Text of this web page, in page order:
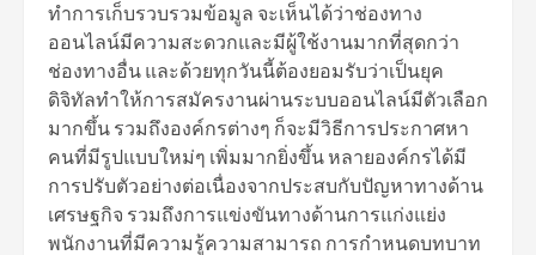
ทำการเก็บรวบรวมข้อมูล จะเห็นได้ว่าช่องทาง
ออนไลน์มีความสะดวกและมีผู้ใช้งานมากที่สุดกว่า
ช่องทางอื่น และด้วยทุกวันนี้ต้องยอมรับว่าเป็นยุค
ดิจิทัลทำให้การสมัครงานผ่านระบบออนไลน์มีตัวเลือก
มากขึ้น รวมถึงองค์กรต่างๆ ก็จะมีวิธีการประกาศหา
คนที่มีรูปแบบใหม่ๆ เพิ่มมากยิ่งขึ้น หลายองค์กรได้มี
การปรับตัวอย่างต่อเนื่องจากประสบกับปัญหาทางด้าน
เศรษฐกิจ รวมถึงการแข่งขันทางด้านการแก่งแย่ง
พนักงานที่มีความรู้ความสามารถ การกำหนดบทบาท